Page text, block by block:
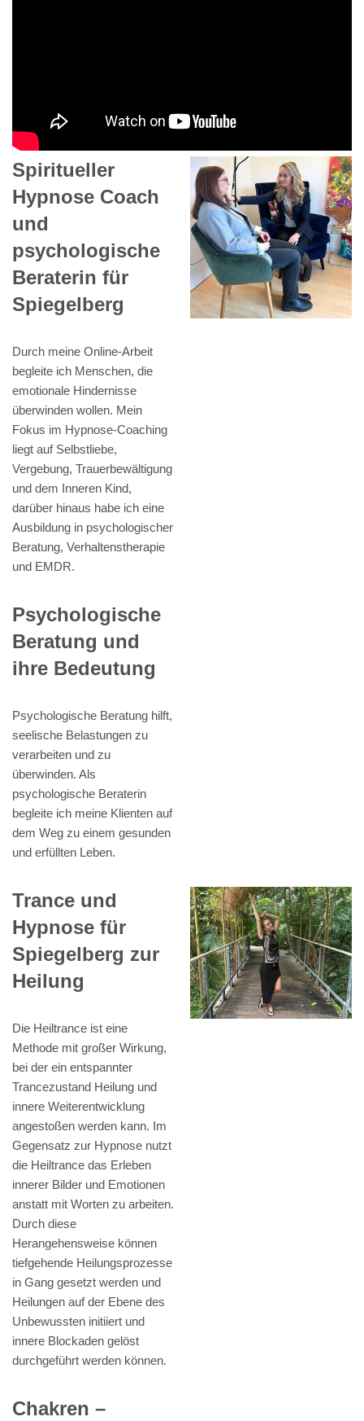
Spiritueller
Hypnose Coach
und
psychologische
Beraterin für
Spiegelberg
Durch meine Online-Arbeit
begleite ich Menschen, die
emotionale Hindernisse
überwinden wollen. Mein
Fokus im Hypnose-Coaching
liegt auf Selbstliebe,
Vergebung, Trauerbewältigung
und dem Inneren Kind,
darüber hinaus habe ich eine
Ausbildung in psychologischer
Beratung, Verhaltenstherapie
und EMDR.
Psychologische
Beratung und
ihre Bedeutung
Psychologische Beratung hilft,
seelische Belastungen zu
verarbeiten und zu
überwinden. Als
psychologische Beraterin
begleite ich meine Klienten auf
dem Weg zu einem gesunden
und erfüllten Leben.
Trance und
Hypnose für
Spiegelberg zur
Heilung
Die Heiltrance ist eine
Methode mit großer Wirkung,
bei der ein entspannter
Trancezustand Heilung und
innere Weiterentwicklung
angestoßen werden kann. Im
Gegensatz zur Hypnose nutzt
die Heiltrance das Erleben
innerer Bilder und Emotionen
anstatt mit Worten zu arbeiten.
Durch diese
Herangehensweise können
tiefgehende Heilungsprozesse
in Gang gesetzt werden und
Heilungen auf der Ebene des
Unbewussten initiiert und
innere Blockaden gelöst
durchgeführt werden können.
Chakren –